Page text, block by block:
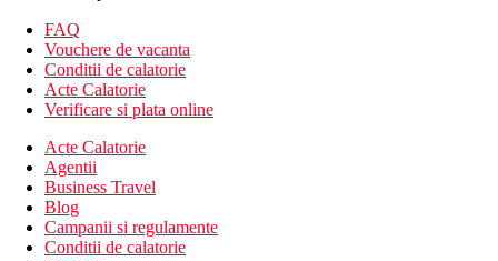
Camera dubla, Fabuloasa: vedere la piscina, mai
spatioasa, terasa, dressing, canapea
Camera dubla, Confort: 2 dormitoare separate optic, paturi
suplimentare sub forma de canapea
canapea
Camera dubla, Swim-Up: acces direct la piscina privata
incalzita, canapea, filtru de cafea, dressing, minibar
Camera de familie: 2 bai, 2 dormitoare separate, canapea,
4 paturi fixe
FAQ
Vouchere de vacanta
Conditii de calatorie
Acte Calatorie
Verificare si plata online
Acte Calatorie
Agentii
Business Travel
Blog
Campanii si regulamente
Conditii de calatorie